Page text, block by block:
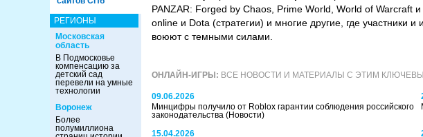
РЕГИОНЫ
Московская
область
В Подмосковье
компенсацию за
детский сад
перевели на умные
технологии
Воронеж
Более
полумиллиона
PANZAR: Forged by Chaos, Prime World, World of
online и Dota (стратегии) и многие другие, где участники
воюют с темными силами.
ОНЛАЙН-ИГРЫ: ВСЕ НОВОСТИ И МАТЕРИАЛЫ С ЭТИМ
09.06.2026
Минцифры получило от Roblox гарантии соблюдения российского
законодательства (Новости)
15.04.2026